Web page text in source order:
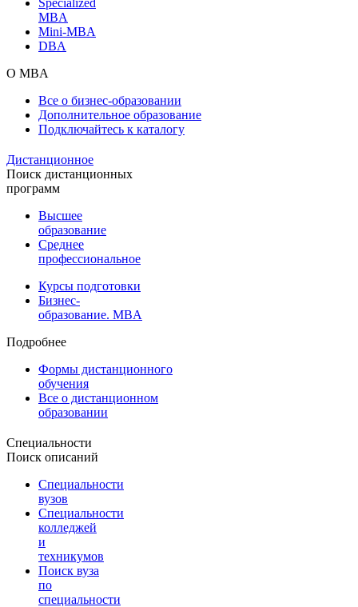
MBA
Mini-MBA
DBA
О MBA
Все о бизнес-образовании
Дополнительное образование
Подключайтесь к каталогу
Дистанционное
Поиск дистанционных
программ
Высшее
образование
Среднее
профессиональное
Курсы подготовки
Бизнес-
образование. MBA
Подробнее
Формы дистанционного
обучения
Все о дистанционном
образовании
Специальности
Поиск описаний
Специальности
вузов
Специальности
колледжей
и
техникумов
Поиск вуза
по
специальности